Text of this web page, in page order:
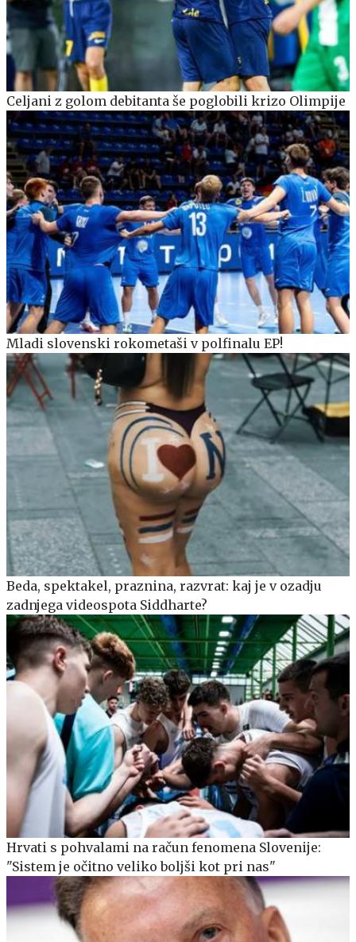
Celjani z golom debitanta še poglobili krizo Olimpije
Mladi slovenski rokometaši v polfinalu EP!
Beda, spektakel, praznina, razvrat: kaj je v ozadju
zadnjega videospota Siddharte?
Hrvati s pohvalami na račun fenomena Slovenije:
"Sistem je očitno veliko boljši kot pri nas"